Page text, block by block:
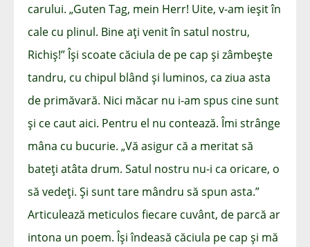
carului. „Guten Tag, mein Herr! Uite, v-am ieșit în
cale cu plinul. Bine ați venit în satul nostru,
Richiș!” Își scoate căciula de pe cap și zâmbește
tandru, cu chipul blând și luminos, ca ziua asta
de primăvară. Nici măcar nu i-am spus cine sunt
și ce caut aici. Pentru el nu contează. Îmi strânge
mâna cu bucurie. „Vă asigur că a meritat să
bateți atâta drum. Satul nostru nu-i ca oricare, o
să vedeți. Și sunt tare mândru să spun asta.”
Articulează meticulos fiecare cuvânt, de parcă ar
intona un poem. Își îndeasă căciula pe cap și mă